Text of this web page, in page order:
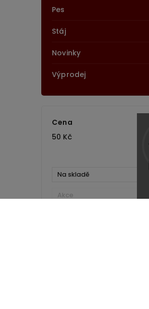
Pes
Stáj
Novinky
Výprodej
Cena
50 Kč
Na skladě
Akce